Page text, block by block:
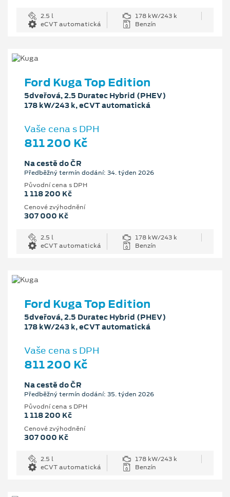
2.5 l
178 kW/243 k
eCVT automatická
Benzín
Ford Kuga Top Edition
5dveřová, 2.5 Duratec Hybrid (PHEV)
178 kW/243 k, eCVT automatická
Vaše cena s DPH
811 200 Kč
Na cestě do ČR
Předběžný termín dodání: 34. týden 2026
Původní cena s DPH
1 118 200 Kč
Cenové zvýhodnění
307 000 Kč
2.5 l
178 kW/243 k
eCVT automatická
Benzín
Ford Kuga Top Edition
5dveřová, 2.5 Duratec Hybrid (PHEV)
178 kW/243 k, eCVT automatická
Vaše cena s DPH
811 200 Kč
Na cestě do ČR
Předběžný termín dodání: 35. týden 2026
Původní cena s DPH
1 118 200 Kč
Cenové zvýhodnění
307 000 Kč
2.5 l
178 kW/243 k
eCVT automatická
Benzín